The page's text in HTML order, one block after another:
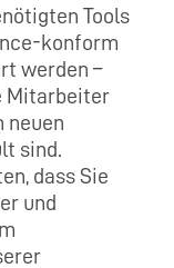
Tools
konform
werden –
Mitarbeiter
neuen
sind.
dass Sie
und